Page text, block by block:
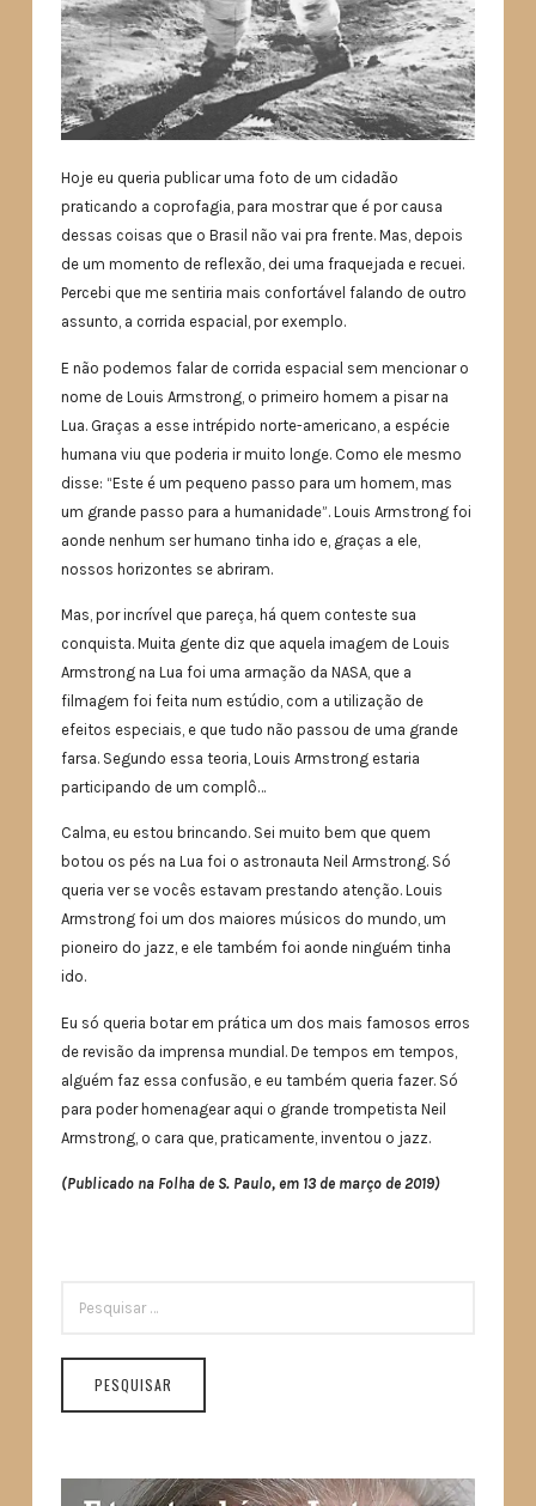
Hoje eu queria publicar uma foto de um cidadão
praticando a coprofagia, para mostrar que é por causa
dessas coisas que o Brasil não vai pra frente. Mas, depois
de um momento de reflexão, dei uma fraquejada e recuei.
Percebi que me sentiria mais confortável falando de outro
assunto, a corrida espacial, por exemplo.
E não podemos falar de corrida espacial sem mencionar o
nome de Louis Armstrong, o primeiro homem a pisar na
Lua. Graças a esse intrépido norte-americano, a espécie
humana viu que poderia ir muito longe. Como ele mesmo
disse: “Este é um pequeno passo para um homem, mas
um grande passo para a humanidade”. Louis Armstrong foi
aonde nenhum ser humano tinha ido e, graças a ele,
nossos horizontes se abriram.
Mas, por incrível que pareça, há quem conteste sua
conquista. Muita gente diz que aquela imagem de Louis
Armstrong na Lua foi uma armação da NASA, que a
filmagem foi feita num estúdio, com a utilização de
efeitos especiais, e que tudo não passou de uma grande
farsa. Segundo essa teoria, Louis Armstrong estaria
participando de um complô…
Calma, eu estou brincando. Sei muito bem que quem
botou os pés na Lua foi o astronauta Neil Armstrong. Só
queria ver se vocês estavam prestando atenção. Louis
Armstrong foi um dos maiores músicos do mundo, um
pioneiro do jazz, e ele também foi aonde ninguém tinha
ido.
Eu só queria botar em prática um dos mais famosos erros
de revisão da imprensa mundial. De tempos em tempos,
alguém faz essa confusão, e eu também queria fazer. Só
para poder homenagear aqui o grande trompetista Neil
Armstrong, o cara que, praticamente, inventou o jazz.
(Publicado na Folha de S. Paulo, em 13 de março de 2019)
POR: